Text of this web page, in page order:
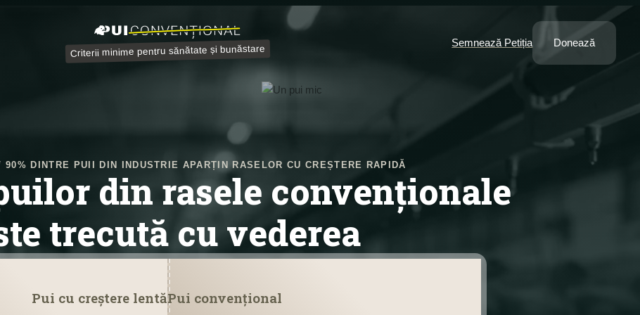
Criterii minime pentru sănătate și bunăstare
Semnează Petiția Donează
90% DINTRE PUII DIN INDUSTRIE APARȚIN RASELOR CU CREȘTERE RAPIDĂ
din rasele convenționale
trecută cu vederea
Pui cu creștere lentăPui convențional